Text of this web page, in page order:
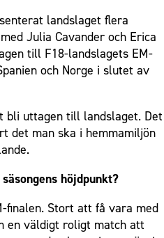
landslaget flera
Julia Cavander och Erica
till F18-landslagets EM-
och Norge i slutet av
uttagen till landslaget. Det
det man ska i hemmamiljön
höjdpunkt?
finalen. Stort att få vara med
en väldigt roligt match att